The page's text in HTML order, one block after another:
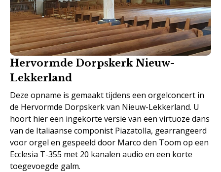
Hervormde Dorpskerk Nieuw-
Lekkerland
Deze opname is gemaakt tijdens een orgelconcert in
de Hervormde Dorpskerk van Nieuw-Lekkerland. U
hoort hier een ingekorte versie van een virtuoze dans
van de Italiaanse componist Piazatolla, gearrangeerd
voor orgel en gespeeld door Marco den Toom op een
Ecclesia T-355 met 20 kanalen audio en een korte
toegevoegde galm.